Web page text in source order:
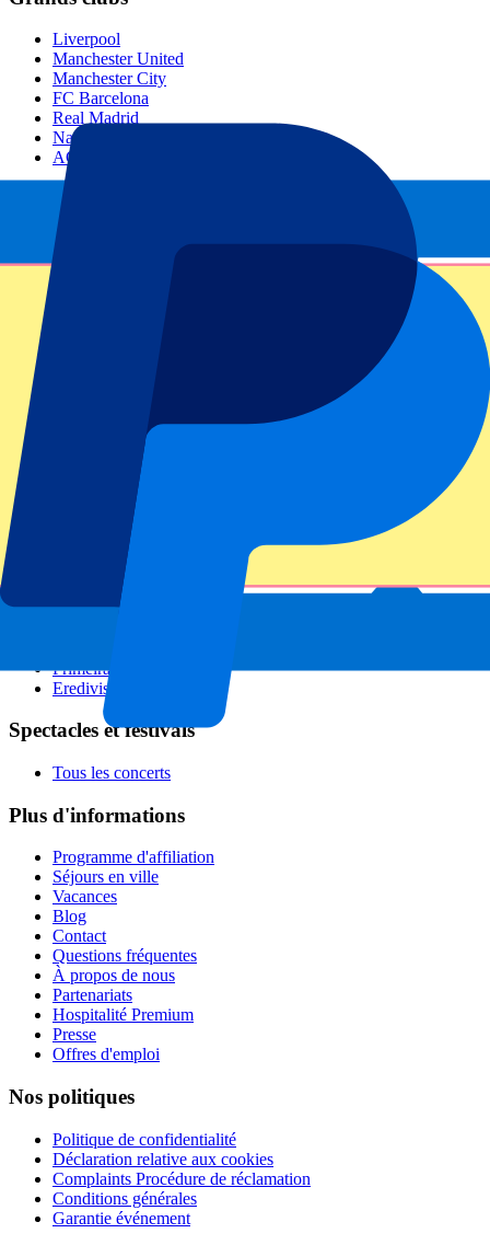
Liverpool
Manchester United
Manchester City
FC Barcelona
Real Madrid
Napoli
AC Milan
Événements populaires
GP Espagne
Tous les sports
Championnats de football
Ligue des Champions
Premier League
Serie A
Primeira Liga
Eredivisie
Spectacles et festivals
Tous les concerts
Plus d'informations
Programme d'affiliation
Séjours en ville
Vacances
Blog
Contact
Questions fréquentes
À propos de nous
Partenariats
Hospitalité Premium
Presse
Offres d'emploi
Nos politiques
Politique de confidentialité
Déclaration relative aux cookies
Complaints Procédure de réclamation
Conditions générales
Garantie événement